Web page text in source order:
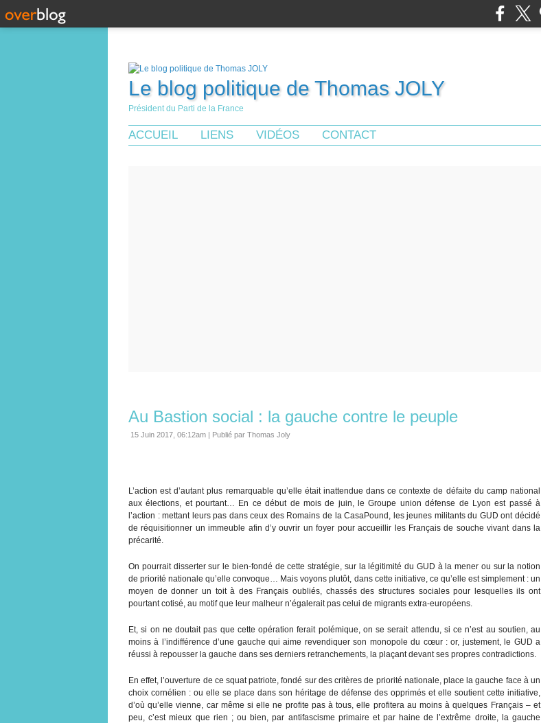
Le blog politique de Thomas JOLY
Président du Parti de la France
ACCUEIL LIENS VIDÉOS CONTACT
Au Bastion social : la gauche contre le peuple
15 Juin 2017, 06:12am | Publié par Thomas Joly
L’action est d’autant plus remarquable qu’elle était inattendue dans ce contexte de défaite du camp national
aux élections, et pourtant… En ce début de mois de juin, le Groupe union défense de Lyon est passé à
l’action : mettant leurs pas dans ceux des Romains de la CasaPound, les jeunes militants du GUD ont décidé
de réquisitionner un immeuble afin d’y ouvrir un foyer pour accueillir les Français de souche vivant dans la
précarité.
On pourrait disserter sur le bien-fondé de cette stratégie, sur la légitimité du GUD à la mener ou sur la notion
de priorité nationale qu’elle convoque… Mais voyons plutôt, dans cette initiative, ce qu’elle est simplement : un
moyen de donner un toit à des Français oubliés, chassés des structures sociales pour lesquelles ils ont
pourtant cotisé, au motif que leur malheur n’égalerait pas celui de migrants extra-européens.
Et, si on ne doutait pas que cette opération ferait polémique, on se serait attendu, si ce n’est au soutien, au
moins à l’indifférence d’une gauche qui aime revendiquer son monopole du cœur : or, justement, le GUD a
réussi à repousser la gauche dans ses derniers retranchements, la plaçant devant ses propres contradictions.
En effet, l’ouverture de ce squat patriote, fondé sur des critères de priorité nationale, place la gauche face à un
choix cornélien : ou elle se place dans son héritage de défense des opprimés et elle soutient cette initiative,
d’où qu’elle vienne, car même si elle ne profite pas à tous, elle profitera au moins à quelques Français – et
peu, c’est mieux que rien ; ou bien, par antifascisme primaire et par haine de l’extrême droite, la gauche